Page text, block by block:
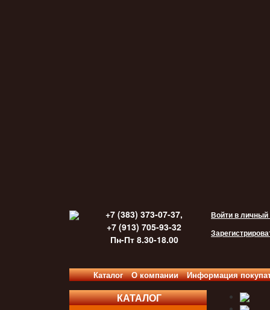
+7 (383) 373-07-37,
+7 (913) 705-93-32
Пн-Пт 8.30-18.00
Войти в личный
Каталог О компании Информация
КАТАЛОГ